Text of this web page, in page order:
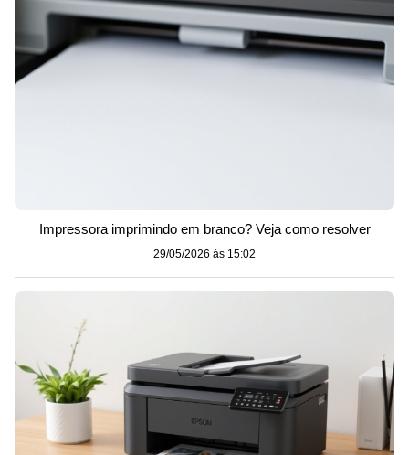
Impressora imprimindo em branco? Veja como resolver
29/05/2026 às 15:02